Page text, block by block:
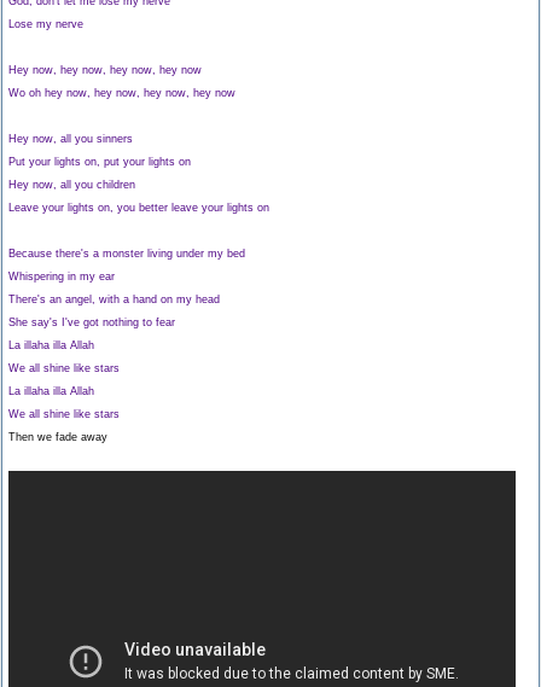
Lose my nerve
Hey now, hey now, hey now, hey now
Wo oh hey now, hey now, hey now, hey now
Hey now, all you sinners
Put your lights on, put your lights on
Hey now, all you children
Leave your lights on, you better leave your lights on
Because there's a monster living under my bed
Whispering in my ear
There's an angel, with a hand on my head
She say's I've got nothing to fear
La illaha illa Allah
We all shine like stars
La illaha illa Allah
We all shine like stars
Then we fade away